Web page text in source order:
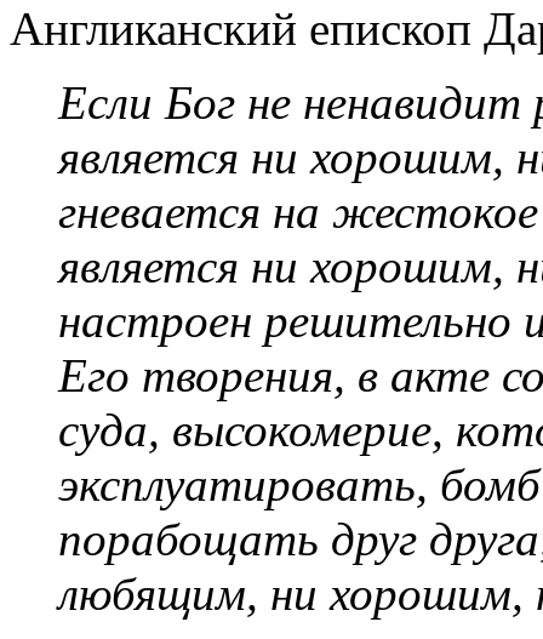
Англиканский епископ
Если Бог не ненавидит
является ни хорошим,
гневается на
является ни хорошим,
настроен решительно
Его творения, в акте
суда, высокомерие,
эксплуатировать,
порабощать друг
любящим, ни хорошим,